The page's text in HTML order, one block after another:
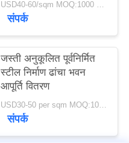
USD40-60/sqm MOQ:1000 वर्गमीटर
संपर्क
जस्ती अनुकूलित पूर्वनिर्मित
स्टील निर्माण ढांचा भवन
आपूर्ति वितरण
USD30-50 per sqm MOQ:1000 वर्गमीटर
संपर्क